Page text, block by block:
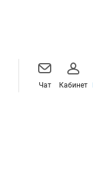
Чат Кабинет